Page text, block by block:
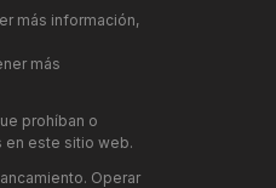
más información,
más
prohíban o
en este sitio web.
Operar